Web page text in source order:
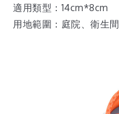
適用類型：14cm*8cm
用地範圍：庭院、衛生間